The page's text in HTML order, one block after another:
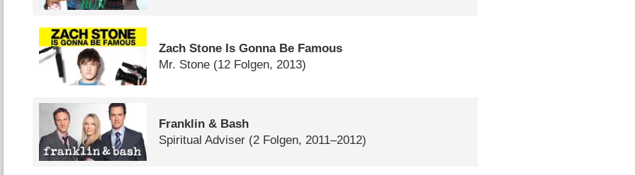
Zach Stone Is Gonna Be Famous
Mr. Stone (12 Folgen, 2013)
Franklin & Bash
Spiritual Adviser (2 Folgen, 2011–2012)